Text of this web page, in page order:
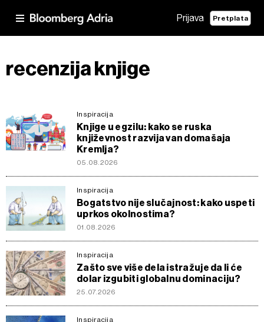
Prijava Pretplata
recenzija knjige
Inspiracija
Knjige u egzilu: kako se ruska
književnost razvija van domašaja
Kremlja?
05.08.2026
Inspiracija
Bogatstvo nije slučajnost: kako uspeti
uprkos okolnostima?
01.08.2026
Inspiracija
Zašto sve više dela istražuje da li će
dolar izgubiti globalnu dominaciju?
25.07.2026
Inspiracija